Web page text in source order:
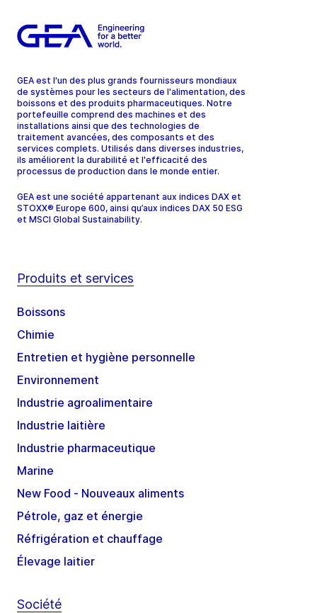
GEA est l'un des plus grands fournisseurs mondiaux
de systèmes pour les secteurs de l'alimentation, des
boissons et des produits pharmaceutiques. Notre
portefeuille comprend des machines et des
installations ainsi que des technologies de
traitement avancées, des composants et des
services complets. Utilisés dans diverses industries,
ils améliorent la durabilité et l'efficacité des
processus de production dans le monde entier.
GEA est une société appartenant aux indices DAX et
STOXX® Europe 600, ainsi qu’aux indices DAX 50 ESG
et MSCI Global Sustainability.
Produits et services
Boissons
Chimie
Entretien et hygiène personnelle
Environnement
Industrie agroalimentaire
Industrie laitière
Industrie pharmaceutique
Marine
New Food - Nouveaux aliments
Pétrole, gaz et énergie
Réfrigération et chauffage
Élevage laitier
Société